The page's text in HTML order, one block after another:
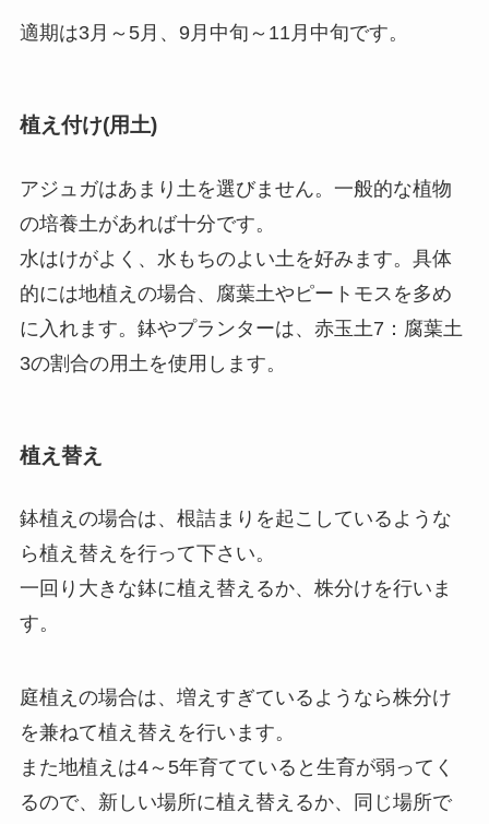
適期は3月～5月、9月中旬～11月中旬です。
植え付け(用土)
アジュガはあまり土を選びません。一般的な植物
の培養土があれば十分です。
水はけがよく、水もちのよい土を好みます。具体
的には地植えの場合、腐葉土やピートモスを多め
に入れます。鉢やプランターは、赤玉土7：腐葉土
3の割合の用土を使用します。
植え替え
鉢植えの場合は、根詰まりを起こしているような
ら植え替えを行って下さい。
一回り大きな鉢に植え替えるか、株分けを行いま
す。
庭植えの場合は、増えすぎているようなら株分け
を兼ねて植え替えを行います。
また地植えは4～5年育てていると生育が弱ってく
るので、新しい場所に植え替えるか、同じ場所で